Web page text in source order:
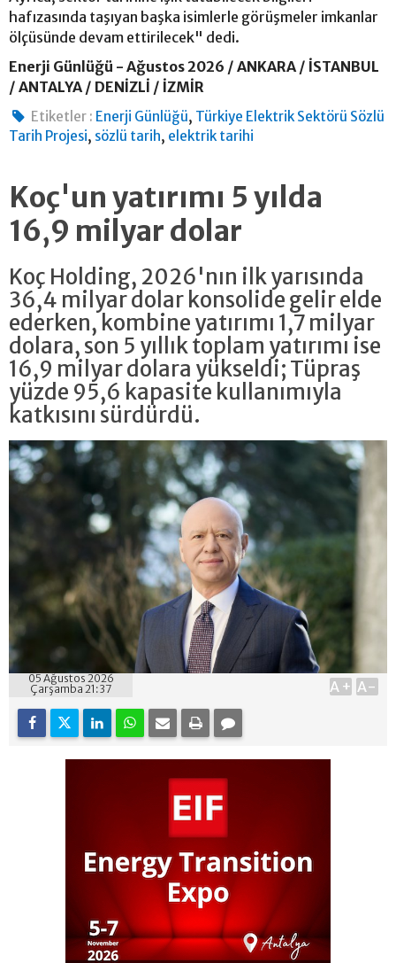
hafızasında taşıyan başka isimlerle görüşmeler imkanlar
ölçüsünde devam ettirilecek" dedi.
Enerji Günlüğü - Ağustos 2026 / ANKARA / İSTANBUL
/ ANTALYA / DENİZLİ / İZMİR
Etiketler : Enerji Günlüğü, Türkiye Elektrik Sektörü Sözlü
Tarih Projesi, sözlü tarih, elektrik tarihi
Koç'un yatırımı 5 yılda
16,9 milyar dolar
Koç Holding, 2026'nın ilk yarısında
36,4 milyar dolar konsolide gelir elde
ederken, kombine yatırımı 1,7 milyar
dolara, son 5 yıllık toplam yatırımı ise
16,9 milyar dolara yükseldi; Tüpraş
yüzde 95,6 kapasite kullanımıyla
katkısını sürdürdü.
05 Ağustos 2026
Çarşamba 21:37
A+ A-